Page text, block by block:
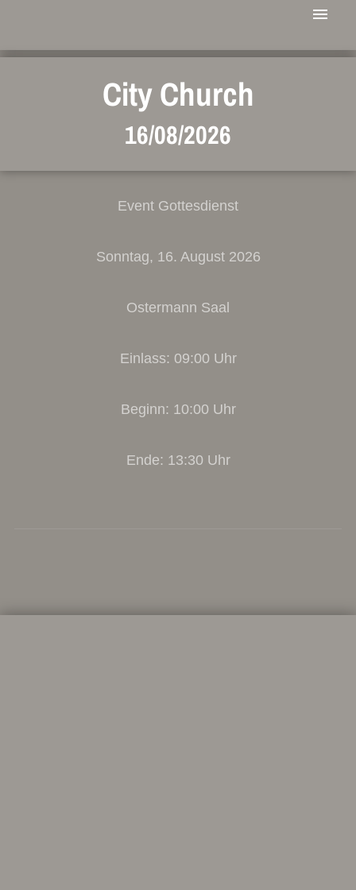
City Church
16/08/2026
Event Gottesdienst
Sonntag, 16. August 2026
Ostermann Saal
Einlass: 09:00 Uhr
Beginn: 10:00 Uhr
Ende: 13:30 Uhr